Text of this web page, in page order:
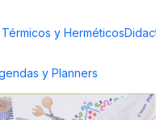
Térmicos y Herméticos
y Planners